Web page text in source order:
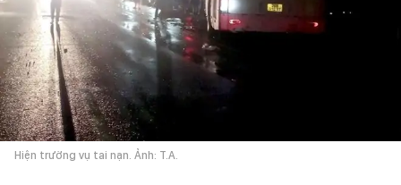
Hiện trường vụ tai nạn. Ảnh: T.A.